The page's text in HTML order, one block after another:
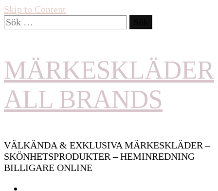
Skip to Content
Sök
efter:
MÄRKESKLÄDER
ALL BRANDS
VÄLKÄNDA & EXKLUSIVA MÄRKESKLÄDER –
SKÖNHETSPRODUKTER – HEMINREDNING
BILLIGARE ONLINE